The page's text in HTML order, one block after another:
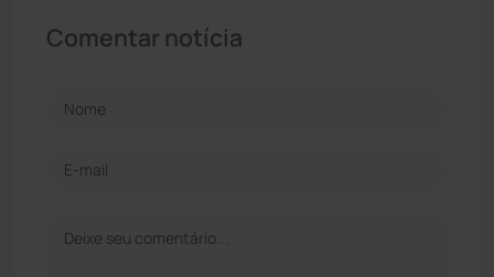
Comentar notícia